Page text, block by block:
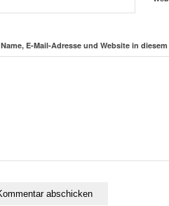
Name, E-Mail-Adresse und Website in